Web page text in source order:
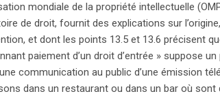
mondiale de la propriété intellectuelle
de droit, fournit des explications sur
et dont les points 13.5 et 13.6 précisent
paiement d’un droit d’entrée » suppose
communication au public d’une émission
dans un restaurant ou dans un bar où